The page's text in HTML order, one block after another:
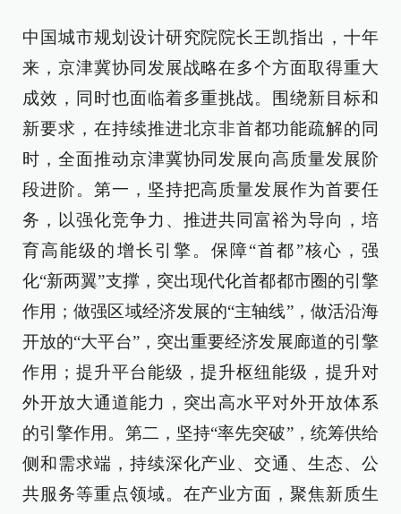
中国城市规划设计研究院院长王凯指出，十年
来，京津冀协同发展战略在多个方面取得重大
成效，同时也面临着多重挑战。围绕新目标和
新要求，在持续推进北京非首都功能疏解的同
时，全面推动京津冀协同发展向高质量发展阶
段进阶。第一，坚持把高质量发展作为首要任
务，以强化竞争力、推进共同富裕为导向，培
育高能级的增长引擎。保障“首都”核心，强
化“新两翼”支撑，突出现代化首都都市圈的引擎
作用；做强区域经济发展的“主轴线”，做活沿海
开放的“大平台”，突出重要经济发展廊道的引擎
作用；提升平台能级，提升枢纽能级，提升对
外开放大通道能力，突出高水平对外开放体系
的引擎作用。第二，坚持“率先突破”，统筹供给
侧和需求端，持续深化产业、交通、生态、公
共服务等重点领域。在产业方面，聚焦新质生